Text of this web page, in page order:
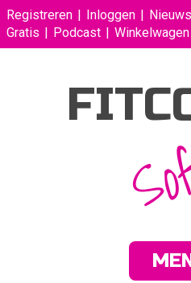
Registreren Inloggen
Gratis
Podcast Winkelwagen